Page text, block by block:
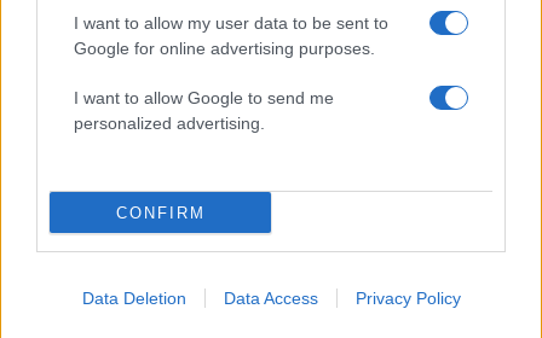
I want to allow my user data to be sent to
Google for online advertising purposes.
I want to allow Google to send me
personalized advertising.
CONFIRM
Data Deletion Data Access Privacy Policy
Μητέρα ενός μωρού η μια αγνοούμενη στη
Μεσάρα – Οι προετοιμασίες για τον
θρησκευτικό γάμο